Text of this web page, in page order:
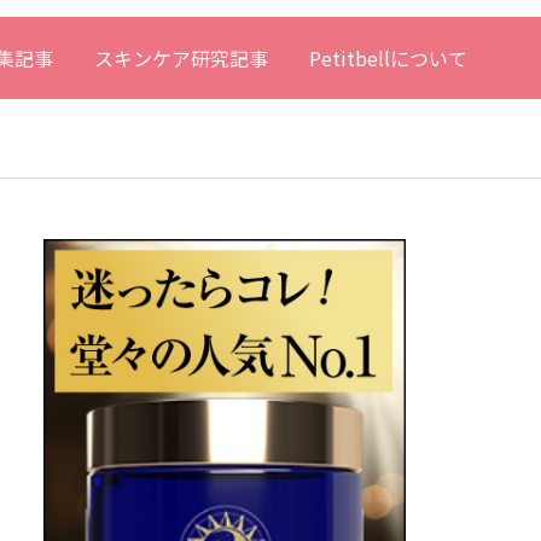
記事 スキンケア研究記事 Petitbellについて